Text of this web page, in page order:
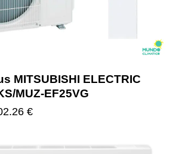
MITSUBISHI ELECTRIC
MUZ-EF25VG
€